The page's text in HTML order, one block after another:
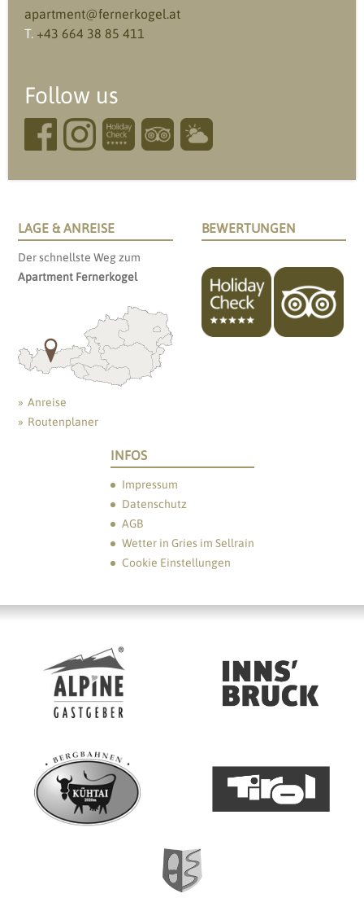
apartment@fernerkogel.at
T. +43 664 38 85 411
Follow us
LAGE & ANREISE
Der schnellste Weg zum
Apartment Fernerkogel
Anreise
Routenplaner
BEWERTUNGEN
INFOS
Impressum
Datenschutz
AGB
Wetter in Gries im Sellrain
Cookie Einstellungen